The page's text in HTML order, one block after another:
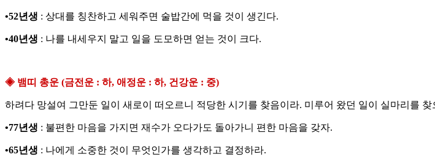
•52년생 : 상대를 칭찬하고 세워주면 술밥간에 먹을 것이 생긴다.
•40년생 : 나를 내세우지 말고 일을 도모하면 얻는 것이 크다.
◈ 뱀띠 총운 (금전운 : 하, 애정운 : 하, 건강운 : 중)
하려다 망설여 그만둔 일이 새로이 떠오르니 적당한 시기를 찾음이라. 미루어 왔던 일이 실마리를
•77년생 : 불편한 마음을 가지면 재수가 오다가도 돌아가니 편한 마음을 갖자.
•65년생 : 나에게 소중한 것이 무엇인가를 생각하고 결정하라.